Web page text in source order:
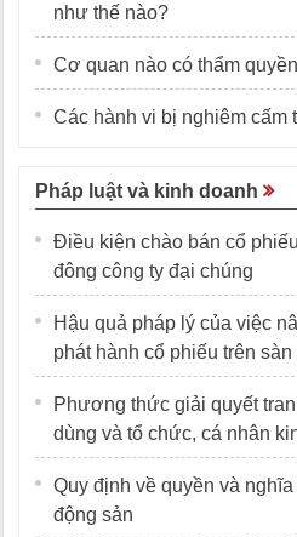
như thế nào?
Cơ quan nào có thẩm
Các hành vi bị nghiêm cấm
Pháp luật và kinh doanh
Điều kiện chào bán cổ
đông công ty đại chúng
Hậu quả pháp lý của việc
phát hành cổ phiếu trên
Phương thức giải quyết
dùng và tổ chức, cá nhân
Quy định về quyền và
động sản